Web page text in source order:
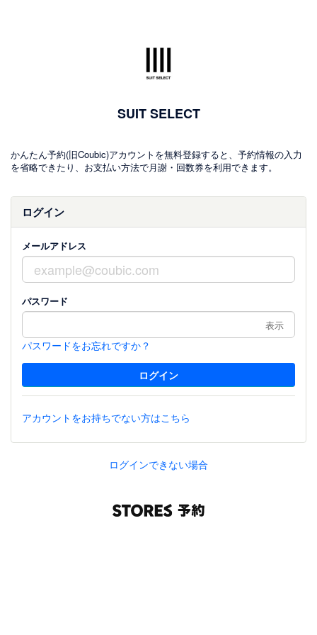
SUIT SELECT
かんたん予約(旧Coubic)アカウントを無料登録すると、予約情報の入力
を省略できたり、お支払い方法で月謝・回数券を利用できます。
ログイン
メールアドレス
パスワード
表示
パスワードをお忘れですか？
アカウントをお持ちでない方はこちら
ログインできない場合